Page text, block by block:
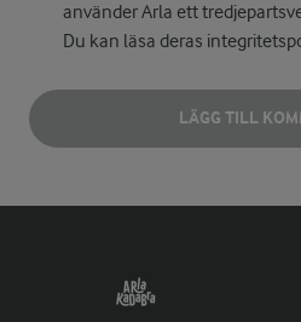
använder Arla ett
Du kan läsa deras
LÄGG TILL